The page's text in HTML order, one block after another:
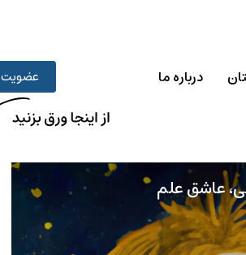
عضویت درباره ما
عاشق علم